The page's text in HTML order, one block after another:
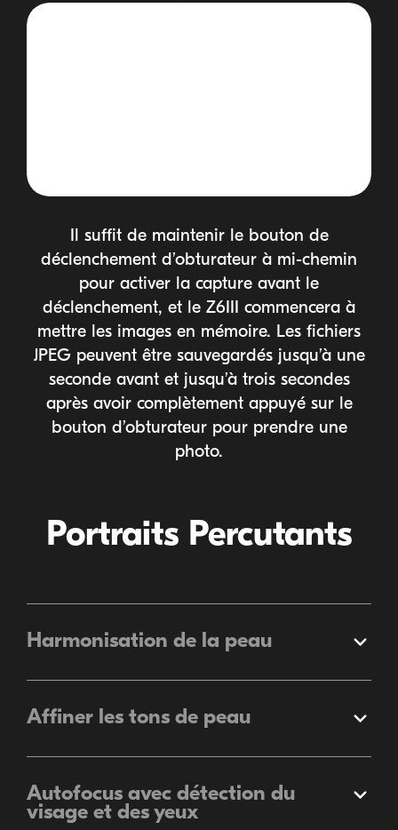
Il suffit de maintenir le bouton de
déclenchement d’obturateur à mi-chemin
pour activer la capture avant le
déclenchement, et le Z6III commencera à
mettre les images en mémoire. Les fichiers
JPEG peuvent être sauvegardés jusqu’à une
seconde avant et jusqu’à trois secondes
après avoir complètement appuyé sur le
bouton d’obturateur pour prendre une
photo.
Portraits Percutants
Élargir
Harmonisation de la peau
Élargir
Affiner les tons de peau
Élargir
Autofocus avec détection du
visage et des yeux